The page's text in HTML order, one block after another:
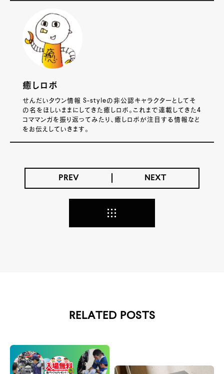
癒しロボ
せんだいタウン情報 S-styleの非公認キャラクターとしてそ
の名をほしいままにしてきた癒しロボ。これまで連載してきた4
コママンガを振り返ってみたり、癒しロボが注目する情報など
をお伝えしていきます。
PREV NEXT
RELATED POSTS